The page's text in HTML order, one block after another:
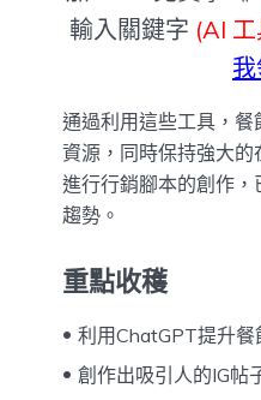
輸入關鍵字 (AI
通過利用這些工具，
資源，同時保持強大
進行行銷腳本的創作
趨勢。
重點收穫
利用ChatGPT提升餐
創作出吸引人的IG帖